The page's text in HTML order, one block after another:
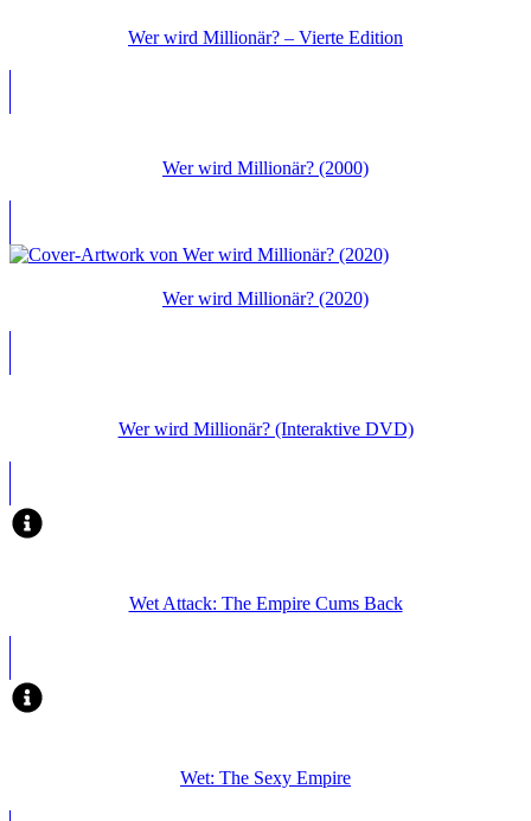
Wer wird Millionär? – Vierte Edition
Wer wird Millionär? (2000)
Wer wird Millionär? (2020)
Wer wird Millionär? (Interaktive DVD)
Wet Attack: The Empire Cums Back
Wet: The Sexy Empire